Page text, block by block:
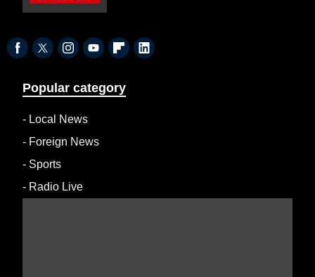
Popular category
- Local News
- Foreign News
- Sports
- Radio Live